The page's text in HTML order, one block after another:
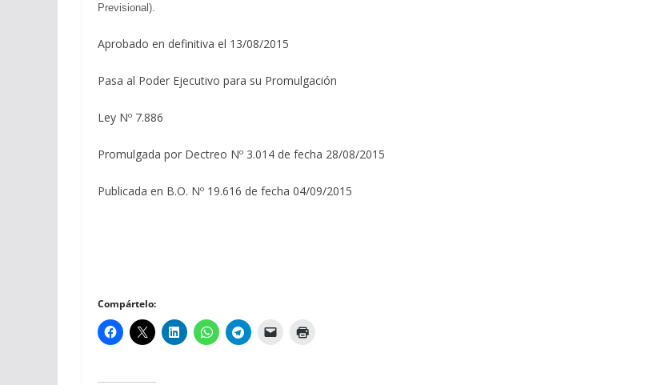
Previsional).
Aprobado en definitiva el 13/08/2015
Pasa al Poder Ejecutivo para su Promulgación
Ley Nº 7.886
Promulgada por Dectreo Nº 3.014 de fecha 28/08/2015
Publicada en B.O. Nº 19.616 de fecha 04/09/2015
Compártelo: